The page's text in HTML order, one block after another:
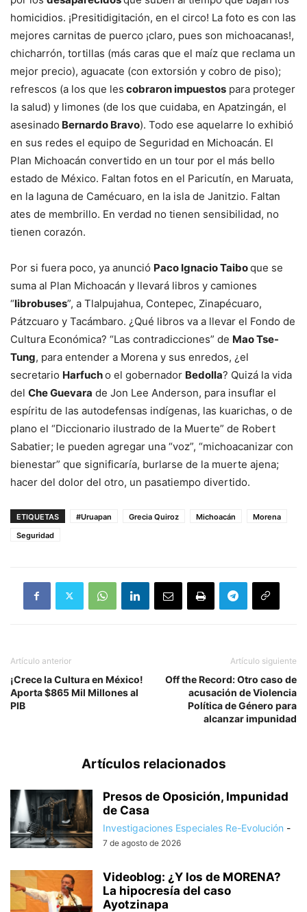
homicidios. ¡Presitidigitación, en el circo! La foto es con las
mejores carnitas de puerco ¡claro, pues son michoacanas!,
chicharrón, tortillas (más caras que el maíz que reclama un
mejor precio), aguacate (con extorsión y cobro de piso);
refrescos (a los que les cobraron impuestos para proteger
la salud) y limones (de los que cuidaba, en Apatzingán, el
asesinado Bernardo Bravo). Todo ese aquelarre lo exhibió
en sus redes el equipo de Seguridad en Michoacán. El
Plan Michoacán convertido en un tour por el más bello
estado de México. Faltan fotos en el Paricutín, en Maruata,
en la laguna de Camécuaro, en la isla de Janitzio. Faltan
ates de membrillo. En verdad no tienen sensibilidad, no
tienen corazón.
Por si fuera poco, ya anunció Paco Ignacio Taiboque se
suma al Plan Michoacán y llevará libros y camiones
“librobuses”, a Tlalpujahua, Contepec, Zinapécuaro,
Pátzcuaro y Tacámbaro. ¿Qué libros va a llevar el Fondo de
Cultura Económica? “Las contradicciones” de Mao Tse-
Tung, para entender a Morena y sus enredos, ¿el
secretario Harfucho el gobernador Bedolla? Quizá la vida
del Che Guevara de Jon Lee Anderson, para insuflar el
espíritu de las autodefensas indígenas, las kuarichas, o de
plano el “Diccionario ilustrado de la Muerte” de Robert
Sabatier; le pueden agregar una “voz”, “michoacanizar con
bienestar” que significaría, burlarse de la muerte ajena;
hacer del dolor del otro, un pasatiempo divertido.
ETIQUETAS #Uruapan Grecia Quiroz Michoacán
Morena
Seguridad
Artículo anterior
¡Crece la Cultura en México!
Aporta $865 Mil Millones al
PIB
Artículo siguiente
Off the Record: Otro caso de
acusación de Violencia
Política de Género para
alcanzar impunidad
Artículos relacionados
Presos de Oposición, Impunidad
de Casa
Investigaciones Especiales Re-Evolución -
7 de agosto de 2026
Videoblog: ¿Y los de MORENA?
La hipocresía del caso
Ayotzinapa